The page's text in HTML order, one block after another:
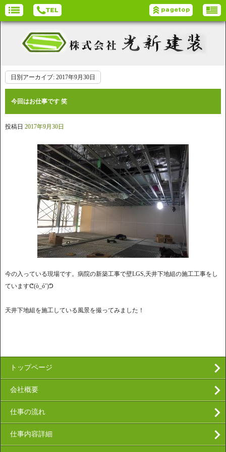
日別アーカイブ: 2017年9月30日
今回はお仕事です 笑
投稿日 2017年9月30日
今の入っている現場です。病院の新築工事で壁LGS,天井下地組の施工工事をし
ていますᕦ(ò_óˇ)ᕤ
天井下地組を施工している風景を撮ってみました！
トップページ
会社概要
仕事の流れ
仕事内容詳細